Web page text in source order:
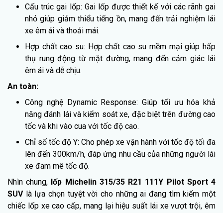
Cấu trúc gai lốp: Gai lốp được thiết kế với các rãnh gai
nhỏ giúp giảm thiểu tiếng ồn, mang đến trải nghiệm lái
xe êm ái và thoải mái.
Hợp chất cao su: Hợp chất cao su mềm mại giúp hấp
thụ rung động từ mặt đường, mang đến cảm giác lái
êm ái và dễ chịu.
An toàn:
Công nghệ Dynamic Response: Giúp tối ưu hóa khả
năng đánh lái và kiểm soát xe, đặc biệt trên đường cao
tốc và khi vào cua với tốc độ cao.
Chỉ số tốc độ Y: Cho phép xe vận hành với tốc độ tối đa
lên đến 300km/h, đáp ứng nhu cầu của những người lái
xe đam mê tốc độ.
Nhìn chung, lốp Michelin 315/35 R21 111Y Pilot Sport 4
SUVlà lựa chọn tuyệt vời cho những ai đang tìm kiếm một
chiếc lốp xe cao cấp, mang lại hiệu suất lái xe vượt trội, êm